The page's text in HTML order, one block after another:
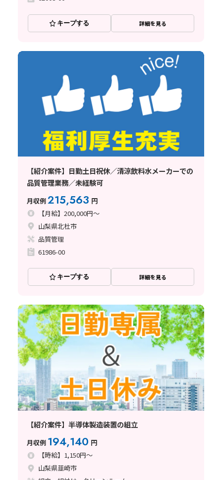
キープする 詳細を見る
【紹介案件】日勤土日祝休／清涼飲料水メーカーでの
品質管理業務／未経験可
月収例215,563 円
【月給】200,000円～
山梨県北杜市
品質管理
61986-00
キープする 詳細を見る
【紹介案件】半導体製造装置の組立
月収例 194,140 円
【時給】1,150円～
山梨県韮崎市